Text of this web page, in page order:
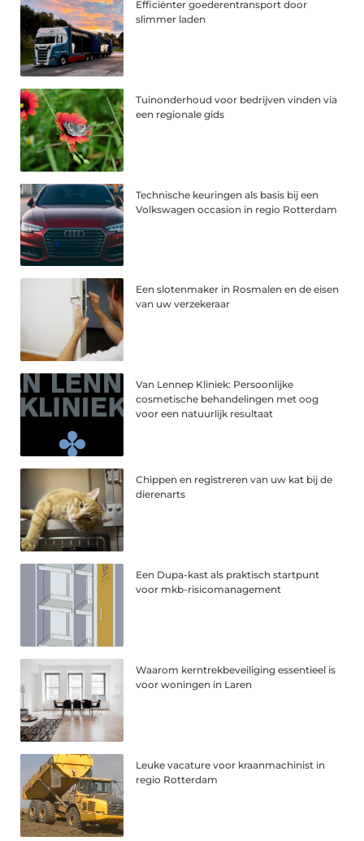
Efficiënter goederentransport door
slimmer laden
Tuinonderhoud voor bedrijven vinden via
een regionale gids
Technische keuringen als basis bij een
Volkswagen occasion in regio Rotterdam
Een slotenmaker in Rosmalen en de eisen
van uw verzekeraar
Van Lennep Kliniek: Persoonlijke
cosmetische behandelingen met oog
voor een natuurlijk resultaat
Chippen en registreren van uw kat bij de
dierenarts
Een Dupa-kast als praktisch startpunt
voor mkb-risicomanagement
Waarom kerntrekbeveiliging essentieel is
voor woningen in Laren
Leuke vacature voor kraanmachinist in
regio Rotterdam